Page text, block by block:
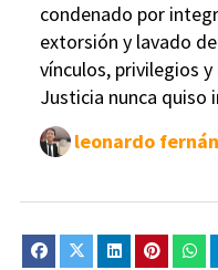
condenado por
extorsión y lavado
vínculos, privilegios
Justicia nunca quiso
leonardo